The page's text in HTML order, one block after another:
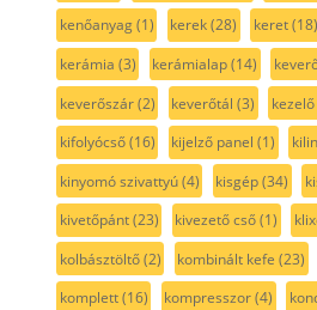
kenőanyag(1) kerek(28) keret(18)
kerámia (3) kerámialap(14)
keverőszár(2) keverőtál (3)
kifolyócső(16) kijelző panel (1)
kinyomó szivattyú(4) kisgép(34)
kivetőpánt(23) kivezető cső(1)
kolbásztöltő(2) kombinált kefe (23)
komplett(16) kompresszor(4)